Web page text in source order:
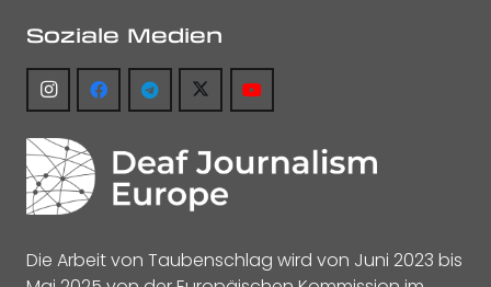
Soziale Medien
Die Arbeit von Taubenschlag wird von Juni 2023 bis